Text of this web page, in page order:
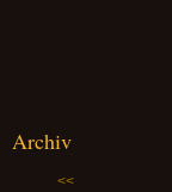
Archiv
<<